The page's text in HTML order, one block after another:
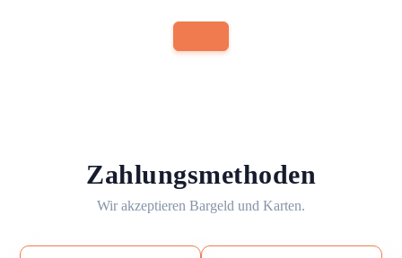
Zahlungsmethoden
Wir akzeptieren Bargeld und Karten.